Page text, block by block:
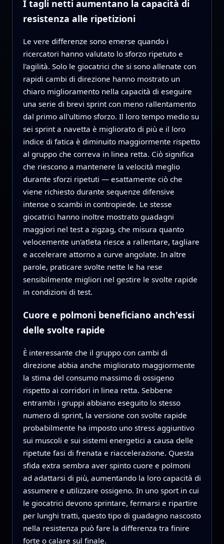
I tagli netti aumentano la capacità di
resistenza alle ripetizioni
Le vere differenze sono emerse quando i
ricercatori hanno valutato lo sforzo ripetuto e
l'agilità. Solo le giocatrici che si sono allenate con
rapidi cambi di direzione hanno mostrato un
chiaro miglioramento nella capacità di eseguire
una serie di brevi sprint con meno rallentamento
dal primo all'ultimo sforzo. Il loro tempo medio su
sei sprint a navetta è migliorato di più e il loro
indice di fatica è diminuito maggiormente rispetto
al gruppo che correva in linea retta. Ciò significa
che riescono a mantenere la velocità meglio
durante sforzi ripetuti — esattamente ciò che
viene richiesto durante sequenze difensive
intense o scambi in contropiede. Le stesse
giocatrici hanno inoltre mostrato guadagni
maggiori nel test a zigzag, che misura quanto
velocemente un'atleta riesce a rallentare, tagliare
e accelerare attorno a curve angolate. In altre
parole, praticare svolte nette le ha rese
sensibilmente migliori nel gestire le svolte rapide
in condizioni di test.
Cuore e polmoni beneficiano anch'essi
delle svolte rapide
È interessante che il gruppo con cambi di
direzione abbia anche migliorato maggiormente
la stima del consumo massimo di ossigeno
rispetto ai corridori in linea retta. Sebbene
entrambi i gruppi abbiano eseguito lo stesso
numero di sprint, la versione con svolte rapide
probabilmente ha imposto uno stress aggiuntivo
sui muscoli e sui sistemi energetici a causa delle
ripetute fasi di frenata e riaccelerazione. Questa
sfida extra sembra aver spinto cuore e polmoni
ad adattarsi di più, aumentando la loro capacità di
assumere e utilizzare ossigeno. In uno sport in cui
le giocatrici devono sprintare, fermarsi e ripartire
per lunghi tratti, questo tipo di guadagno nascosto
nella resistenza può fare la differenza tra finire
forte o calare sul finale.